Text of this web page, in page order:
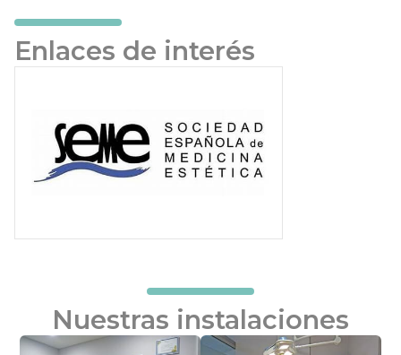
Enlaces de interés
Nuestras instalaciones